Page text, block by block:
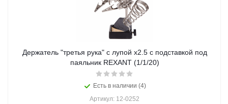
Держатель "третья рука" с лупой х2.5 с подставкой под
паяльник REXANT (1/1/20)
Есть в наличии (4)
Артикул: 12-0252